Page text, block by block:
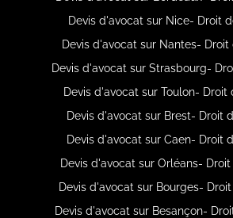
Devis d'avocat sur Nice- Droit
Devis d'avocat sur Nantes-
Devis d'avocat sur Strasbourg-
Devis d'avocat sur Toulon- Droit
Devis d'avocat sur Brest- Droit
Devis d'avocat sur Caen- Droit
Devis d'avocat sur Orléans-
Devis d'avocat sur Bourges-
Devis d'avocat sur Besançon-